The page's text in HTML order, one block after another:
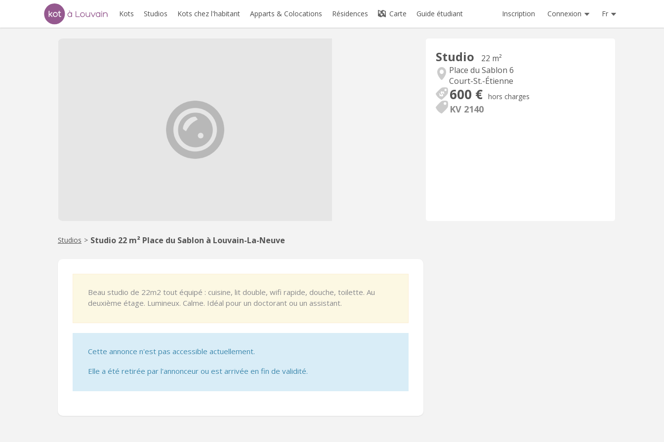
Kots Studios Kots chez l'habitant Apparts & Colocations Résidences Carte Guide étudiant Inscription Connexion Fr
Studio
22 m²
Place du Sablon 6
Court-St.-Étienne
600 € hors charges
KV 2140
Studios > Studio 22 m² Place du Sablon à Louvain-La-Neuve
Beau studio de 22m2 tout équipé : cuisine, lit double, wifi rapide, douche, toilette. Au
deuxième étage. Lumineux. Calme. Idéal pour un doctorant ou un assistant.
Cette annonce n'est pas accessible actuellement.
Elle a été retirée par l'annonceur ou est arrivée en fin de validité.